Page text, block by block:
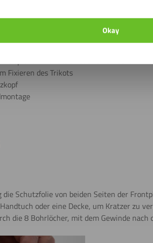
Okay
ein Handtuch oder eine Decke
Fixieren des Trikots
Schutzfolie von beiden Seiten der
oder eine Decke, um Kratzer zu
die 8 Bohrlöcher, mit dem Gewinde nach